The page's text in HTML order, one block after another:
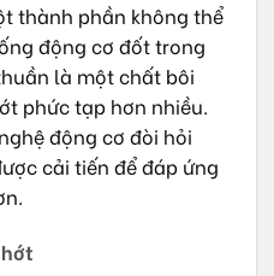
thành phần không thể
động cơ đốt trong
là một chất bôi
phức tạp hơn nhiều.
động cơ đòi hỏi
cải tiến để đáp ứng